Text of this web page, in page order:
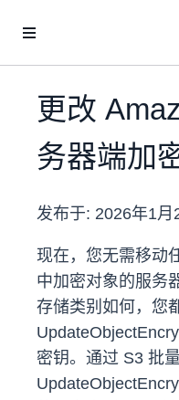
更改
务器端加
发布于: 2026年1月
现在，您无需移动
中加密对象的服务
存储类别如何，您
密钥。通过 S3 批